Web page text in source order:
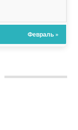
Февраль »